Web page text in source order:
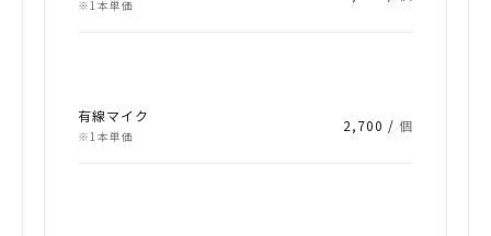
※1本単価
有線マイク
※1本単価
2,700 /個